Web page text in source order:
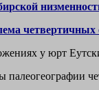
четвертичных
у юрт